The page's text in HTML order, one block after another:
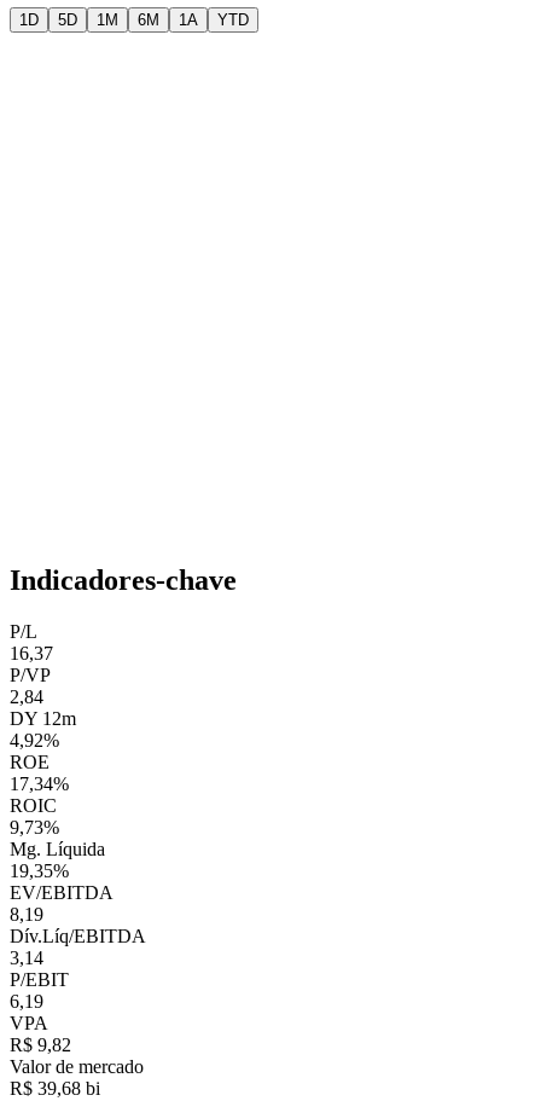
1D 5D 1M 6M 1A YTD
Indicadores-chave
P/L
16,37
P/VP
2,84
DY 12m
4,92%
ROE
17,34%
ROIC
9,73%
Mg. Líquida
19,35%
EV/EBITDA
8,19
Dív.Líq/EBITDA
3,14
P/EBIT
6,19
VPA
R$ 9,82
Valor de mercado
R$ 39,68 bi